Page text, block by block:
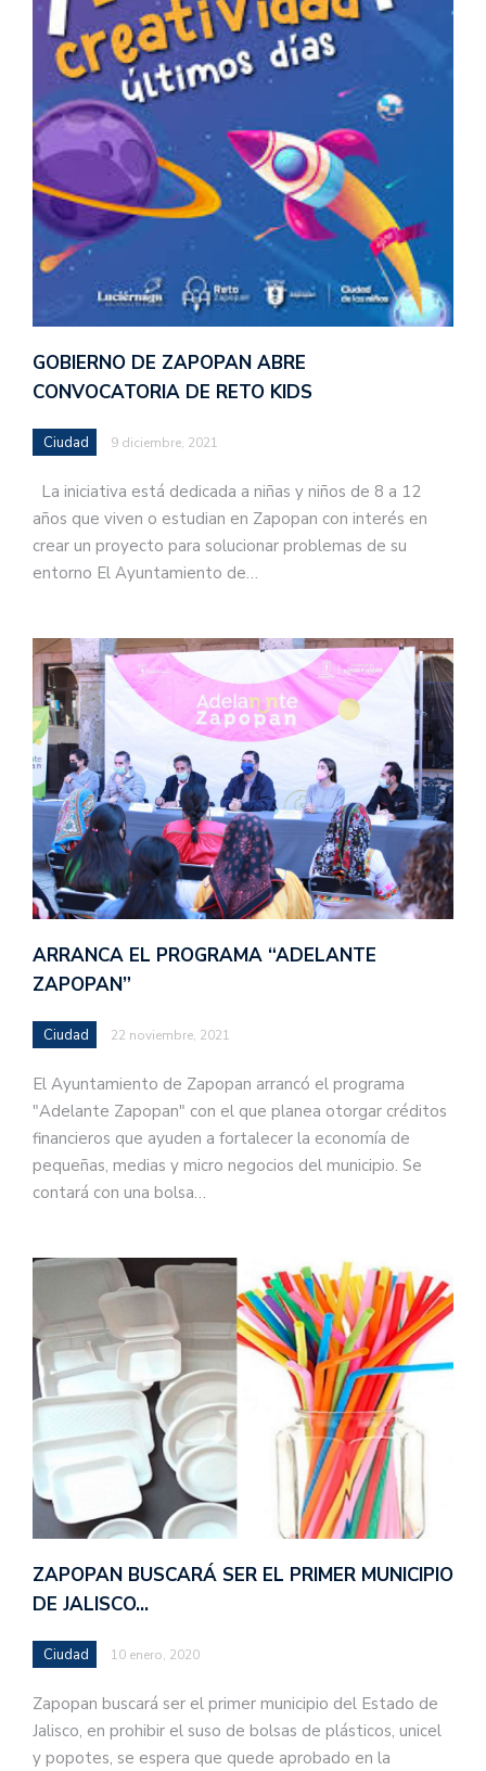
GOBIERNO DE ZAPOPAN ABRE
CONVOCATORIA DE RETO KIDS
Ciudad 9 diciembre, 2021
La iniciativa está dedicada a niñas y niños de 8 a 12
años que viven o estudian en Zapopan con interés en
crear un proyecto para solucionar problemas de su
entorno El Ayuntamiento de…
ARRANCA EL PROGRAMA “ADELANTE
ZAPOPAN”
Ciudad 22 noviembre, 2021
El Ayuntamiento de Zapopan arrancó el programa
"Adelante Zapopan" con el que planea otorgar créditos
financieros que ayuden a fortalecer la economía de
pequeñas, medias y micro negocios del municipio. Se
contará con una bolsa…
ZAPOPAN BUSCARÁ SER EL PRIMER MUNICIPIO
DE JALISCO…
Ciudad 10 enero, 2020
Zapopan buscará ser el primer municipio del Estado de
Jalisco, en prohibir el suso de bolsas de plásticos, unicel
y popotes, se espera que quede aprobado en la